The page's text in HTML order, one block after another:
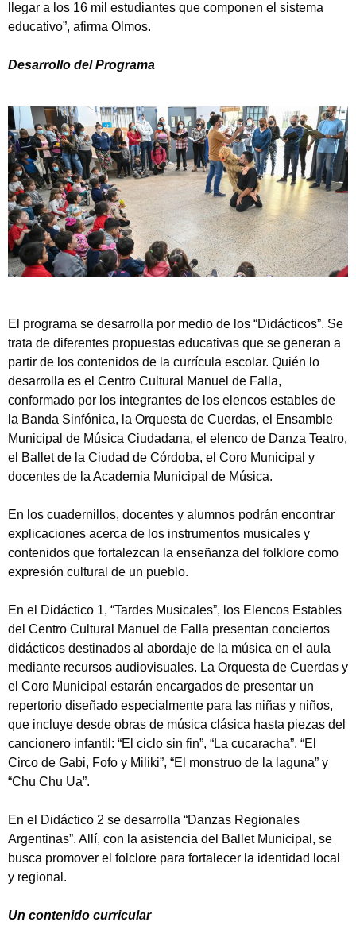
llegar a los 16 mil estudiantes que componen el sistema
educativo”, afirma Olmos.
Desarrollo del Programa
El programa se desarrolla por medio de los “Didácticos”. Se
trata de diferentes propuestas educativas que se generan a
partir de los contenidos de la currícula escolar. Quién lo
desarrolla es el Centro Cultural Manuel de Falla,
conformado por los integrantes de los elencos estables de
la Banda Sinfónica, la Orquesta de Cuerdas, el Ensamble
Municipal de Música Ciudadana, el elenco de Danza Teatro,
el Ballet de la Ciudad de Córdoba, el Coro Municipal y
docentes de la Academia Municipal de Música.
En los cuadernillos, docentes y alumnos podrán encontrar
explicaciones acerca de los instrumentos musicales y
contenidos que fortalezcan la enseñanza del folklore como
expresión cultural de un pueblo.
En el Didáctico 1, “Tardes Musicales”, los Elencos Estables
del Centro Cultural Manuel de Falla presentan conciertos
didácticos destinados al abordaje de la música en el aula
mediante recursos audiovisuales. La Orquesta de Cuerdas y
el Coro Municipal estarán encargados de presentar un
repertorio diseñado especialmente para las niñas y niños,
que incluye desde obras de música clásica hasta piezas del
cancionero infantil: “El ciclo sin fin”, “La cucaracha”, “El
Circo de Gabi, Fofo y Miliki”, “El monstruo de la laguna” y
“Chu Chu Ua”.
En el Didáctico 2 se desarrolla “Danzas Regionales
Argentinas”. Allí, con la asistencia del Ballet Municipal, se
busca promover el folclore para fortalecer la identidad local
y regional.
Un contenido curricular